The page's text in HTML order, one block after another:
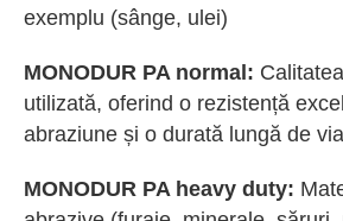
exemplu (sânge, ulei)
MONODUR PA normal:
utilizată, oferind o rezistență
abraziune și o durată lungă de
MONODUR PA heavy duty: